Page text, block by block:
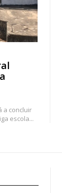
a concluir
escola...